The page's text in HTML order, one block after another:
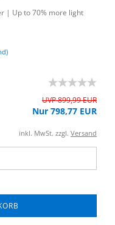
| Up to 70% more light
UVP 899,99 EUR
Nur 798,77 EUR
inkl. MwSt. zzgl. Versand